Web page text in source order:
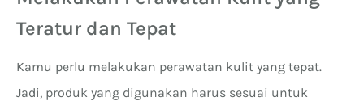
Teratur dan Tepat
Kamu perlu melakukan perawatan kulit yang tepat.
Jadi, produk yang digunakan harus sesuai untuk